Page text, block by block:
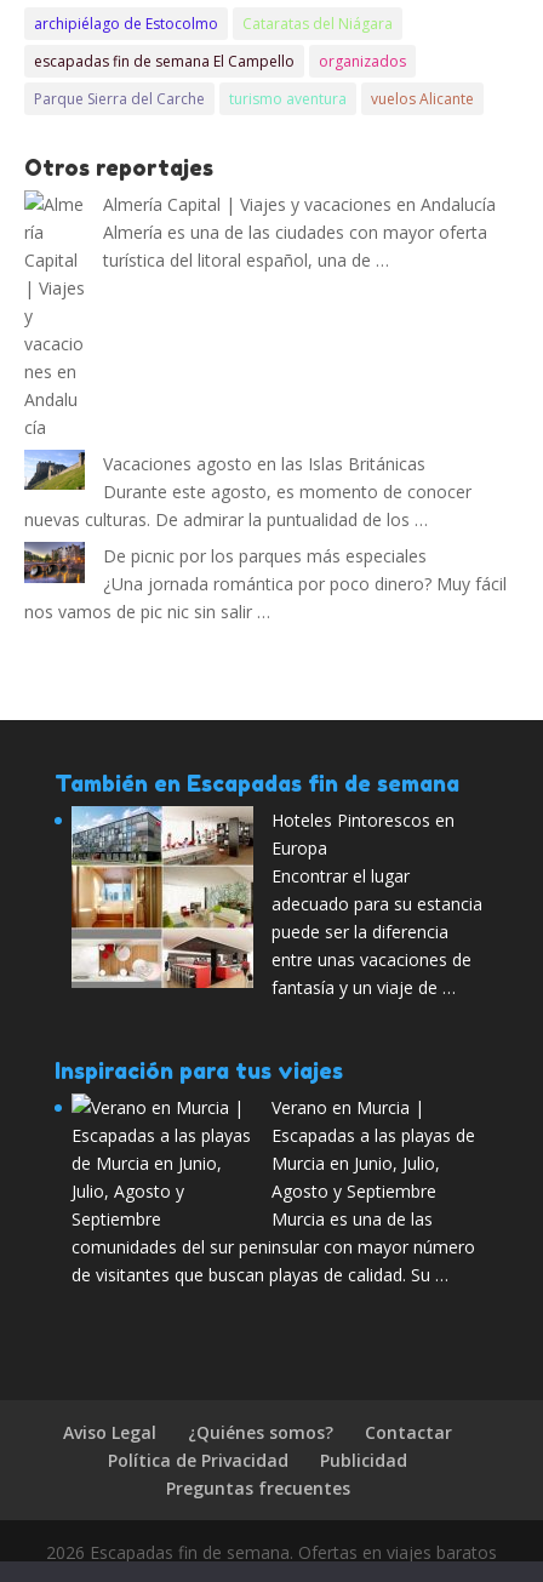
archipiélago de Estocolmo
Cataratas del Niágara
escapadas fin de semana El Campello
organizados
Parque Sierra del Carche
turismo aventura vuelos Alicante
Otros reportajes
Almería Capital | Viajes y vacaciones en Andalucía
Almería es una de las ciudades con mayor oferta
turística del litoral español, una de …
Vacaciones agosto en las Islas Británicas
Durante este agosto, es momento de conocer
nuevas culturas. De admirar la puntualidad de los …
De picnic por los parques más especiales
¿Una jornada romántica por poco dinero? Muy fácil
nos vamos de pic nic sin salir …
También en Escapadas fin de semana
Hoteles Pintorescos en
Europa
Encontrar el lugar
adecuado para su estancia
puede ser la diferencia
entre unas vacaciones de
fantasía y un viaje de …
Inspiración para tus viajes
Verano en Murcia |
Escapadas a las playas de
Murcia en Junio, Julio,
Agosto y Septiembre
Murcia es una de las
comunidades del sur peninsular con mayor número
de visitantes que buscan playas de calidad. Su …
Aviso Legal ¿Quiénes somos?
Contactar
Política de Privacidad
Publicidad
Preguntas frecuentes
2026 Escapadas fin de semana. Ofertas en viajes baratos